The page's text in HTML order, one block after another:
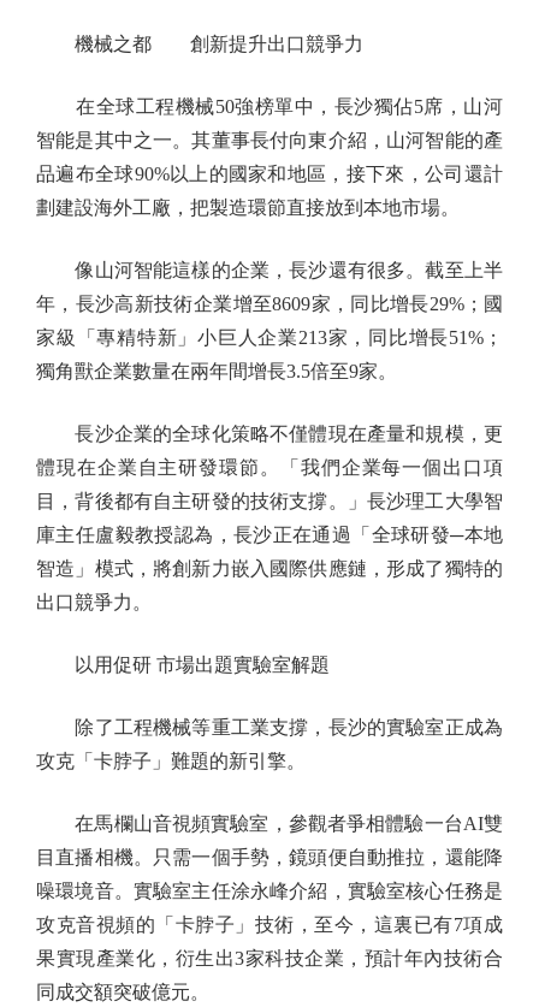
機械之都 創新提升出口競爭力
在全球工程機械50強榜單中，長沙獨佔5席，山河
智能是其中之一。其董事長付向東介紹，山河智能的產
品遍布全球90%以上的國家和地區，接下來，公司還計
劃建設海外工廠，把製造環節直接放到本地市場。
像山河智能這樣的企業，長沙還有很多。截至上半
年，長沙高新技術企業增至8609家，同比增長29%；國
家級「專精特新」小巨人企業213家，同比增長51%；
獨角獸企業數量在兩年間增長3.5倍至9家。
長沙企業的全球化策略不僅體現在產量和規模，更
體現在企業自主研發環節。「我們企業每一個出口項
目，背後都有自主研發的技術支撐。」長沙理工大學智
庫主任盧毅教授認為，長沙正在通過「全球研發─本地
智造」模式，將創新力嵌入國際供應鏈，形成了獨特的
出口競爭力。
以用促研 市場出題實驗室解題
除了工程機械等重工業支撐，長沙的實驗室正成為
攻克「卡脖子」難題的新引擎。
在馬欄山音視頻實驗室，參觀者爭相體驗一台AI雙
目直播相機。只需一個手勢，鏡頭便自動推拉，還能降
噪環境音。實驗室主任涂永峰介紹，實驗室核心任務是
攻克音視頻的「卡脖子」技術，至今，這裏已有7項成
果實現產業化，衍生出3家科技企業，預計年內技術合
同成交額突破億元。